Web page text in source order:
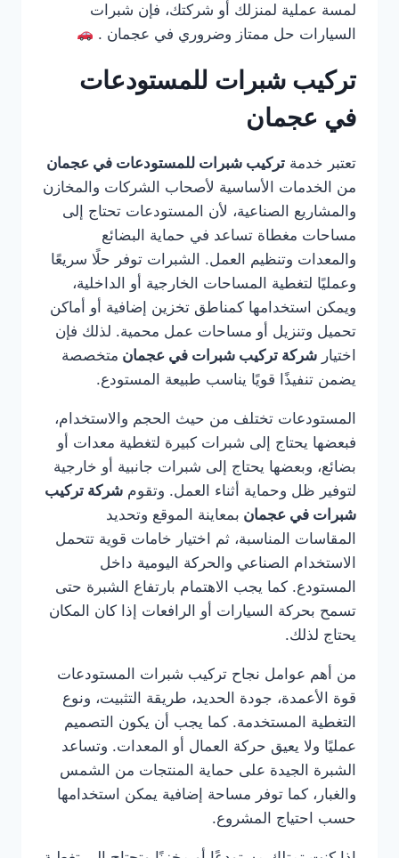
لمسة عملية لمنزلك أو شركتك، فإن شبرات
السيارات حل ممتاز وضروري في عجمان .
تركيب شبرات للمستودعات
في عجمان
تعتبر خدمة تركيب شبرات للمستودعات في عجمان
من الخدمات الأساسية لأصحاب الشركات والمخازن
والمشاريع الصناعية، لأن المستودعات تحتاج إلى
مساحات مغطاة تساعد في حماية البضائع
والمعدات وتنظيم العمل. الشبرات توفر حلًا سريعًا
وعمليًا لتغطية المساحات الخارجية أو الداخلية،
ويمكن استخدامها كمناطق تخزين إضافية أو أماكن
تحميل وتنزيل أو مساحات عمل محمية. لذلك فإن
اختيار شركة تركيب شبرات في عجمان متخصصة
يضمن تنفيذًا قويًا يناسب طبيعة المستودع.
المستودعات تختلف من حيث الحجم والاستخدام،
فبعضها يحتاج إلى شبرات كبيرة لتغطية معدات أو
بضائع، وبعضها يحتاج إلى شبرات جانبية أو خارجية
لتوفير ظل وحماية أثناء العمل. وتقوم شركة تركيب
شبرات في عجمان بمعاينة الموقع وتحديد
المقاسات المناسبة، ثم اختيار خامات قوية تتحمل
الاستخدام الصناعي والحركة اليومية داخل
المستودع. كما يجب الاهتمام بارتفاع الشبرة حتى
تسمح بحركة السيارات أو الرافعات إذا كان المكان
يحتاج لذلك.
من أهم عوامل نجاح تركيب شبرات المستودعات
قوة الأعمدة، جودة الحديد، طريقة التثبيت، ونوع
التغطية المستخدمة. كما يجب أن يكون التصميم
عمليًا ولا يعيق حركة العمال أو المعدات. وتساعد
الشبرة الجيدة على حماية المنتجات من الشمس
والغبار، كما توفر مساحة إضافية يمكن استخدامها
حسب احتياج المشروع.